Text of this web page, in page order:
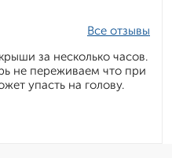
Все отзывы
за несколько часов.
не переживаем что при
упасть на голову.